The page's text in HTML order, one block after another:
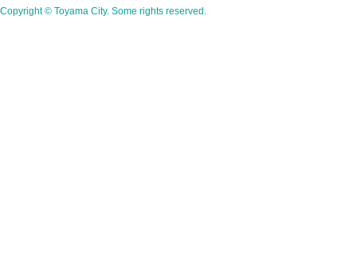
Copyright © Toyama City. Some rights reserved.